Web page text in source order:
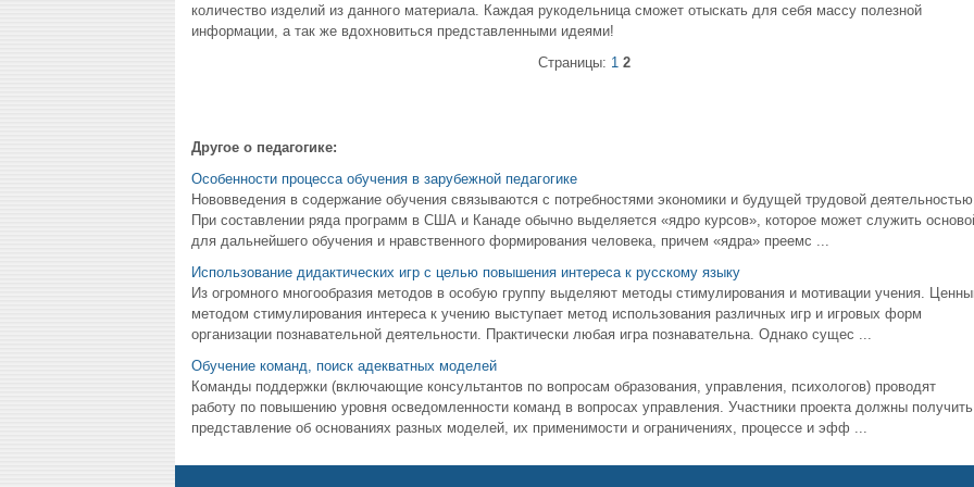
количество изделий из данного материала. Каждая рукодельница сможет отыскать для себя массу полезной
информации, а так же вдохновиться представленными идеями!
Страницы: 1 2
Другое о педагогике:
Особенности процесса обучения в зарубежной педагогике
Нововведения в содержание обучения связываются с потребностями экономики и будущей трудовой
При составлении ряда программ в США и Канаде обычно выделяется «ядро курсов», которое может служить
для дальнейшего обучения и нравственного формирования человека, причем «ядра» преемс ...
Использование дидактических игр с целью повышения интереса к русскому языку
Из огромного многообразия методов в особую группу выделяют методы стимулирования и мотивации учения.
методом стимулирования интереса к учению выступает метод использования различных игр и игровых форм
организации познавательной деятельности. Практически любая игра познавательна. Однако сущес ...
Обучение команд, поиск адекватных моделей
Команды поддержки (включающие консультантов по вопросам образования, управления, психологов) проводят
работу по повышению уровня осведомленности команд в вопросах управления. Участники проекта должны получить
представление об основаниях разных моделей, их применимости и ограничениях, процессе и эфф ...